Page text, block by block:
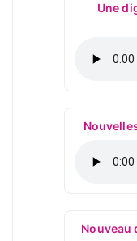
Une
Nouveau